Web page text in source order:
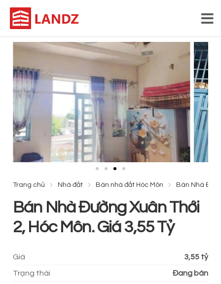
Trang chủ Nhà đất Bán nhà đất Hóc Môn Bán Nhà
Bán Nhà Đường Xuân Thới
2, Hóc Môn. Giá 3,55 Tỷ
Giá 3,55 tỷ
Trạng thái Đang bán